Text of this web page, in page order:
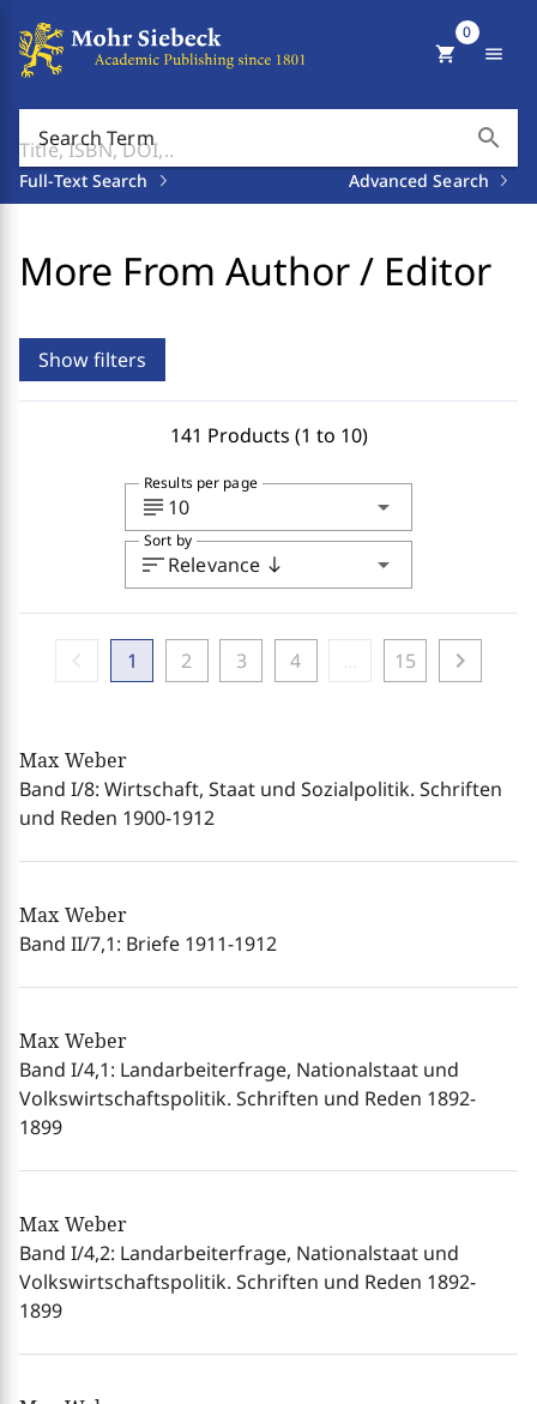
Search Term search
Full-Text Search Advanced Search
shopping_cart
0
menu
More From Author / Editor
Show filters
141 Products (1 to 10)
subject 10 arrow_drop_down
Results per page
sortRelevance south arrow_drop_down
Sort by
1 2 3 4 15 chevron_right
Max Weber
Band I/8: Wirtschaft, Staat und Sozialpolitik. Schriften
und Reden 1900-1912
Max Weber
Band II/7,1: Briefe 1911-1912
Max Weber
Band I/4,1: Landarbeiterfrage, Nationalstaat und
Volkswirtschaftspolitik. Schriften und Reden 1892-
1899
Max Weber
Band I/4,2: Landarbeiterfrage, Nationalstaat und
Volkswirtschaftspolitik. Schriften und Reden 1892-
1899